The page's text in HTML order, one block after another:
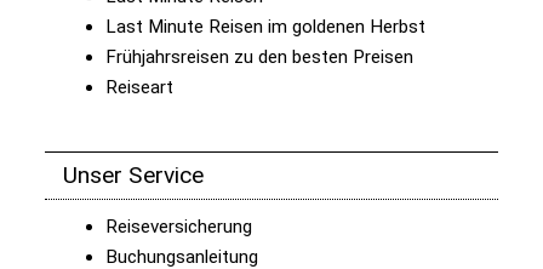
Last Minute Reisen im goldenen Herbst
Frühjahrsreisen zu den besten Preisen
Reiseart
Unser Service
Reiseversicherung
Buchungsanleitung